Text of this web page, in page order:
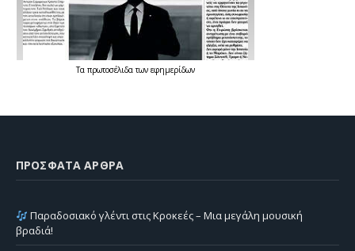
Τα πρωτοσέλιδατων εφημερίδων
ΠΡΌΣΦΑΤΑ ΆΡΘΡΑ
Παραδοσιακό γλέντι στις Κροκεές – Μια μεγάλη μουσική
βραδιά!